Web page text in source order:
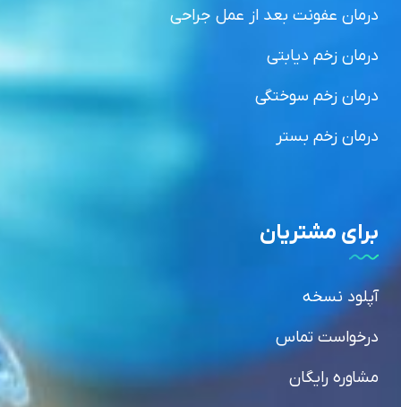
درمان عفونت بعد از عمل جراحی
درمان زخم دیابتی
درمان زخم سوختگی
درمان زخم بستر
برای مشتریان
آپلود نسخه
درخواست تماس
مشاوره رایگان